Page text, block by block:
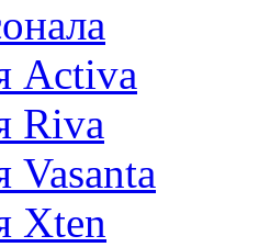
Activa
Riva
Vasanta
Xten